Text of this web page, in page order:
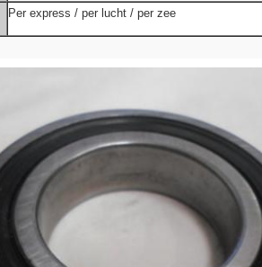
Per express / per lucht / per zee